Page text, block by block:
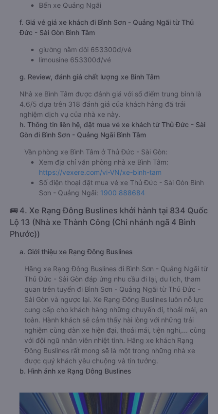
Bến xe Quảng Ngãi
f. Giá vé giá xe khách đi Bình Sơn - Quảng Ngãi từ Thủ
Đức - Sài Gòn Bình Tâm
giường nằm đôi 653300đ/vé
limousine 653300đ/vé
g. Review, đánh giá chất lượng xe Bình Tâm
Nhà xe Bình Tâm được đánh giá với số điểm trung bình là
4.6/5 dựa trên 318 đánh giá của khách hàng đã trải
nghiệm dịch vụ của nhà xe này.
h. Thông tin liên hệ, đặt mua vé xe khách từ Thủ Đức - Sài
Gòn đi Bình Sơn - Quảng Ngãi Bình Tâm
Văn phòng xe Bình Tâm ở Thủ Đức - Sài Gòn:
Xem địa chỉ văn phòng nhà xe Bình Tâm:
https://vexere.com/vi-VN/xe-binh-tam
Số điện thoại đặt mua vé xe Thủ Đức - Sài Gòn Bình
Sơn - Quảng Ngãi: 1900 888684
🚌 4. Xe Rạng Đông Buslines khởi hành tại 834 Quốc
Lộ 13 (Nhà xe Thành Công (Chi nhánh ngã 4 Bình
Phước))
a. Giới thiệu xe Rạng Đông Buslines
Hãng xe Rạng Đông Buslines đi Bình Sơn - Quảng Ngãi từ
Thủ Đức - Sài Gòn đáp ứng nhu cầu đi lại, du lịch, tham
quan trên tuyến đi Bình Sơn - Quảng Ngãi từ Thủ Đức -
Sài Gòn và ngược lại. Xe Rạng Đông Buslines luôn nỗ lực
cung cấp cho khách hàng những chuyến đi, thoải mái, an
toàn. Hành khách sẽ cảm thấy hài lòng với những trải
nghiệm cùng dàn xe hiện đại, thoải mái, tiện nghi,... cùng
với đội ngũ nhân viên nhiệt tình. Hãng xe khách Rạng
Đông Buslines rất mong sẽ là một trong những nhà xe
được quý khách yêu chuộng và tin tưởng.
b. Hình ảnh xe Rạng Đông Buslines